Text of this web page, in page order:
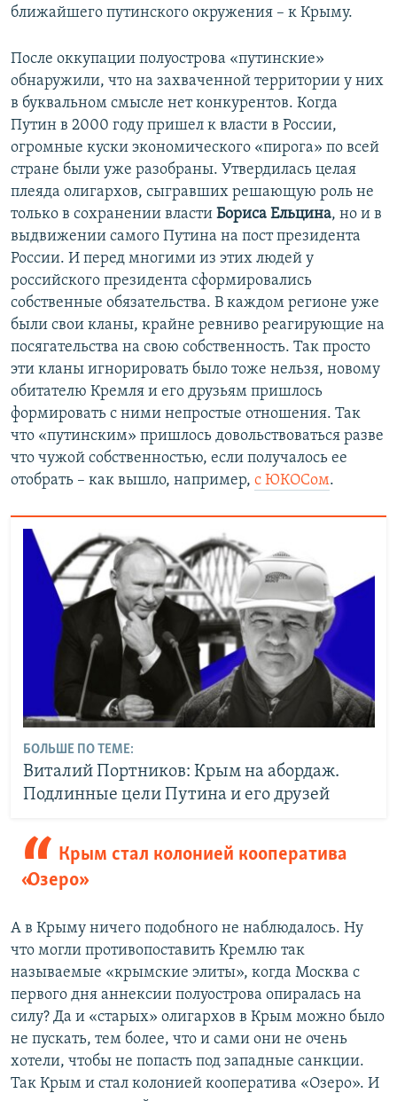
ближайшего путинского окружения – к Крыму.
После оккупации полуострова «путинские»
обнаружили, что на захваченной территории у них
в буквальном смысле нет конкурентов. Когда
Путин в 2000 году пришел к власти в России,
огромные куски экономического «пирога» по всей
стране были уже разобраны. Утвердилась целая
плеяда олигархов, сыгравших решающую роль не
только в сохранении власти Бориса Ельцина, но и в
выдвижении самого Путина на пост президента
России. И перед многими из этих людей у
российского президента сформировались
собственные обязательства. В каждом регионе уже
были свои кланы, крайне ревниво реагирующие на
посягательства на свою собственность. Так просто
эти кланы игнорировать было тоже нельзя, новому
обитателю Кремля и его друзьям пришлось
формировать с ними непростые отношения. Так
что «путинским» пришлось довольствоваться разве
что чужой собственностью, если получалось ее
отобрать – как вышло, например, с ЮКОСом.
БОЛЬШЕ ПО ТЕМЕ:
Виталий Портников: Крым на абордаж.
Подлинные цели Путина и его друзей
Крым стал колонией кооператива
«Озеро»
А в Крыму ничего подобного не наблюдалось. Ну
что могли противопоставить Кремлю так
называемые «крымские элиты», когда Москва с
первого дня аннексии полуострова опиралась на
силу? Да и «старых» олигархов в Крым можно было
не пускать, тем более, что и сами они не очень
хотели, чтобы не попасть под западные санкции.
Так Крым и стал колонией кооператива «Озеро». И